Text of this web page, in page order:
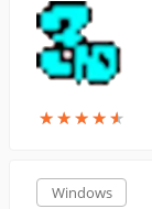
★★★★★
★★★★★
Windows